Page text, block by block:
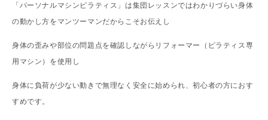
「パーソナルマシンピラティス」は集団レッスンではわかりづらい身体
の動かし方をマンツーマンだからこそお伝えし
身体の歪みや部位の問題点を確認しながらリフォーマー（ピラティス専
用マシン）を使用し
身体に負荷が少ない動きで無理なく安全に始められ、初心者の方におす
すめです。